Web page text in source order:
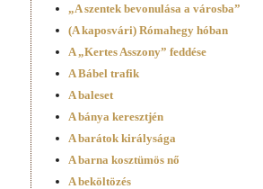
„A szentek bevonulása a városba”
(A kaposvári) Rómahegy hóban
A „Kertes Asszony” feddése
A Bábel trafik
A baleset
A bánya keresztjén
A barátok királysága
A barna kosztümös nő
A beköltözés